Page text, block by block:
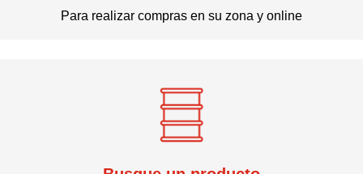
Para realizar compras en su zona y online